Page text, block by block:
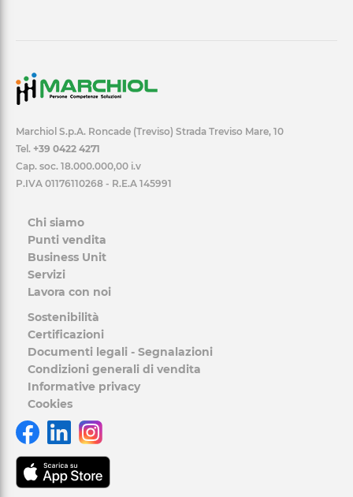
Marchiol S.p.A. Roncade (Treviso) Strada Treviso Mare, 10
Tel. +39 0422 4271
Cap. soc. 18.000.000,00 i.v
P.IVA 01176110268 - R.E.A 145991
Chi siamo
Punti vendita
Business Unit
Servizi
Lavora con noi
Sostenibilità
Certificazioni
Documenti legali - Segnalazioni
Condizioni generali di vendita
Informative privacy
Cookies